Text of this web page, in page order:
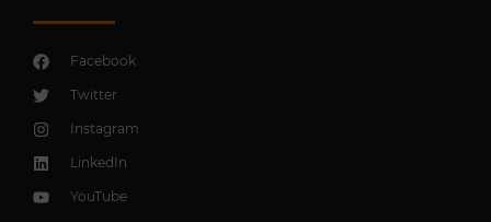
Facebook
Twitter
Instagram
LinkedIn
YouTube